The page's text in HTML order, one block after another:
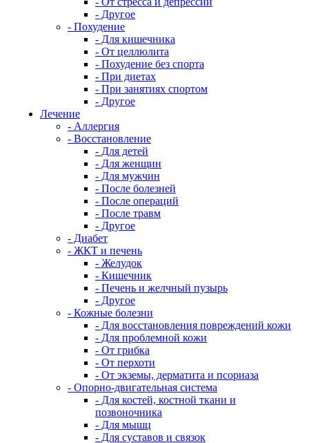
- Другое
- Похудение
- Для кишечника
- От целлюлита
- Похудение без спорта
- При диетах
- При занятиях спортом
- Другое
Лечение
- Аллергия
- Восстановление
- Для детей
- Для женщин
- Для мужчин
- После болезней
- После операций
- После травм
- Другое
- Диабет
- ЖКТ и печень
- Желудок
- Кишечник
- Печень и желчный пузырь
- Другое
- Кожные болезни
- Для восстановления повреждений кожи
- Для проблемной кожи
- От грибка
- От перхоти
- От экземы, дерматита и псориаза
- Опорно-двигательная система
- Для костей, костной ткани и
позвоночника
- Для мышц
- Для суставов и связок